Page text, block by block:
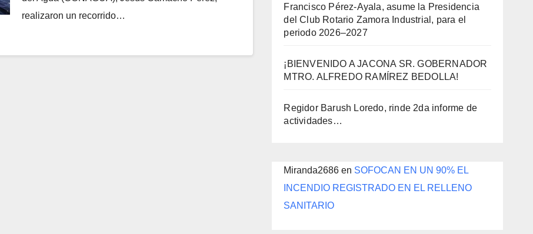
realizaron un recorrido…
Francisco Pérez-Ayala, asume la Presidencia
del Club Rotario Zamora Industrial, para el
periodo 2026–2027
¡BIENVENIDO A JACONA SR. GOBERNADOR
MTRO. ALFREDO RAMÍREZ BEDOLLA!
Regidor Barush Loredo, rinde 2da informe de
actividades…
Miranda2686 en SOFOCAN EN UN 90% EL
INCENDIO REGISTRADO EN EL RELLENO
SANITARIO